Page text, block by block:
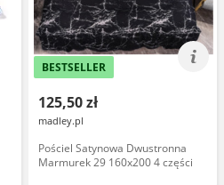
BESTSELLER
125,50 zł
madley.pl
Pościel Satynowa Dwustronna
Marmurek 29 160x200 4 części